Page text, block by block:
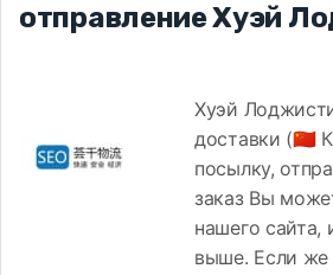
отправление Хуэй
Хуэй
доставки (🇨🇳
посылку,
заказ Вы
нашего сайта,
выше. Если же